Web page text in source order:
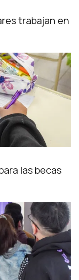
trabajan en
las becas